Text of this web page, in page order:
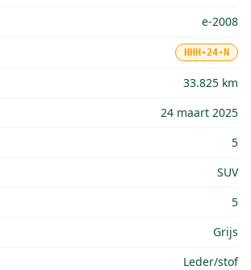
e-2008
HHH-24-N
33.825 km
24 maart 2025
5
SUV
5
Grijs
Leder/stof